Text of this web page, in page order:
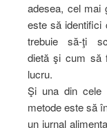
adesea, cel mai
este să identifici
trebuie să-ţi
dietă şi cum să
lucru.
Şi una din cele
metode este să
un jurnal